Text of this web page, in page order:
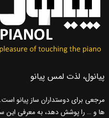
پیانول، لذت لمس پیانو
مرجعی برای دوستداران ساز پیانو
ها و … را پوشش دهد، به معرفی این